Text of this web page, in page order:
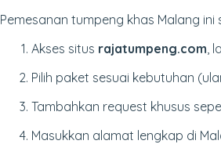
Pemesanan tumpeng khas Malang
Akses situs rajatumpeng.com ,
Pilih paket sesuai kebutuhan
Tambahkan request khusus
Masukkan alamat lengkap di